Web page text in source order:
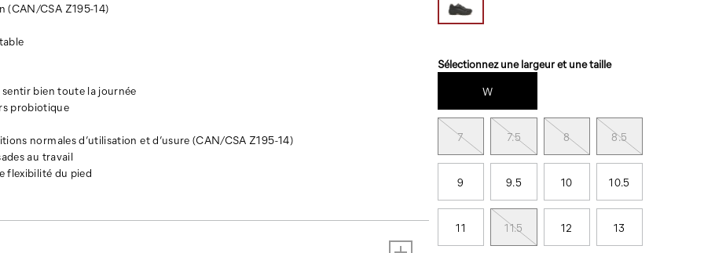
Variations
Sélectionnez une largeur et une taille
W
7 7.5 8 8.5
9 9.5 10 10.5
11 11.5 12 13
(CAN/CSA Z195-14)
bien toute la journée
probiotique
normales d’utilisation et d’usure (CAN/CSA Z195-14)
au travail
flexibilité du pied